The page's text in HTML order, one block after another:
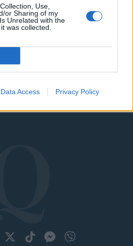
Use,
or Sharing of my
Unrelated with the
was collected.
Data Access Privacy Policy
γυμνάζουν
περισσότερο!